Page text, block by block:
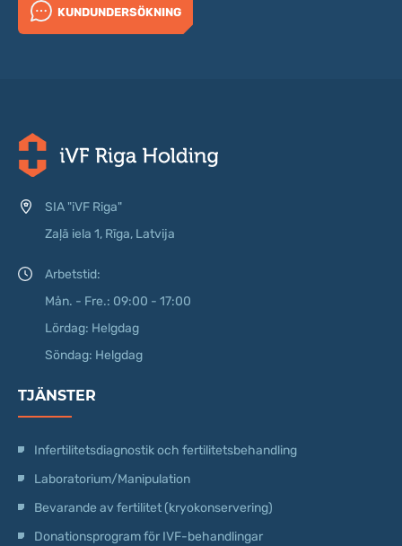
KUNDUNDERSÖKNING
SIA "iVF Riga"
Zaļā iela 1, Rīga, Latvija
Arbetstid:
Mån. - Fre.: 09:00 - 17:00
Lördag: Helgdag
Söndag: Helgdag
TJÄNSTER
Infertilitetsdiagnostik och fertilitetsbehandling
Laboratorium/Manipulation
Bevarande av fertilitet (kryokonservering)
Donationsprogram för IVF-behandlingar